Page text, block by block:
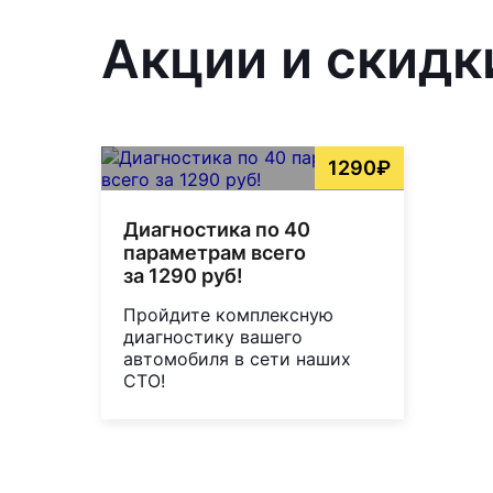
Акции и
1290₽
Диагностика по 40
параметрам всего
за 1290 руб!
Пройдите комплексную
диагностику вашего
автомобиля в сети наших
СТО!